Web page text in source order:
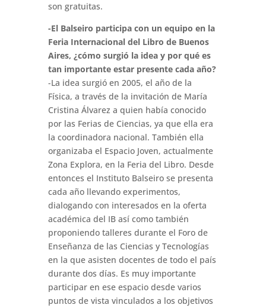
son gratuitas.
-El Balseiro participa con un equipo en la
Feria Internacional del Libro de Buenos
Aires, ¿cómo surgió la idea y por qué es
tan importante estar presente cada año?
-La idea surgió en 2005, el año de la
Física, a través de la invitación de María
Cristina Álvarez a quien había conocido
por las Ferias de Ciencias, ya que ella era
la coordinadora nacional. También ella
organizaba el Espacio Joven, actualmente
Zona Explora, en la Feria del Libro. Desde
entonces el Instituto Balseiro se presenta
cada año llevando experimentos,
dialogando con interesados en la oferta
académica del IB así como también
proponiendo talleres durante el Foro de
Enseñanza de las Ciencias y Tecnologías
en la que asisten docentes de todo el país
durante dos días. Es muy importante
participar en ese espacio desde varios
puntos de vista vinculados a los objetivos